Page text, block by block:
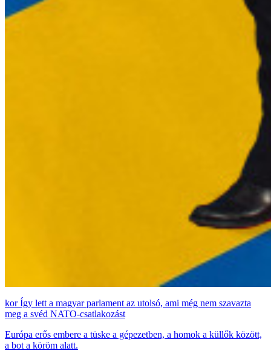
Így lett a magyar parlament az utolsó, ami még nem szavazta
meg a svéd NATO-csatlakozást
Európa erős embere a tüske a gépezetben, a homok a küllők között,
a bot a köröm alatt.